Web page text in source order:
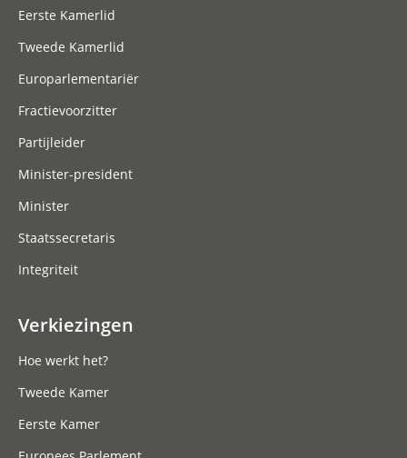
Eerste Kamerlid
Tweede Kamerlid
Europarlementariër
Fractievoorzitter
Partijleider
Minister-president
Minister
Staatssecretaris
Integriteit
Verkiezingen
Hoe werkt het?
Tweede Kamer
Eerste Kamer